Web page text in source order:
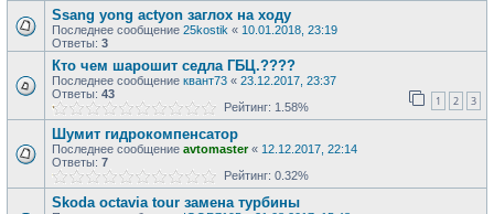
Ssang yong actyon заглох на ходу
Последнее сообщение 25kostik « 10.01.2018, 23:19
Ответы: 3
Кто чем шарошит седла ГБЦ.????
Последнее сообщение квант73 « 23.12.2017, 23:37
Ответы: 43 1 2 3
Рейтинг: 1.58%
Шумит гидрокомпенсатор
Последнее сообщение avtomaster« 12.12.2017, 22:14
Ответы: 7
Рейтинг: 0.32%
Skoda octavia tour замена турбины